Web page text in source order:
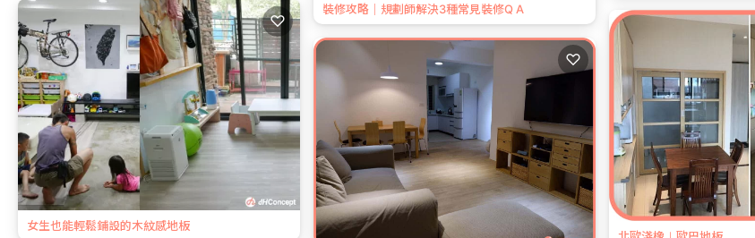
裝修攻略｜規劃師解決3種常見裝修Q A
女生也能輕鬆鋪設的木紋感地板
♡
♡